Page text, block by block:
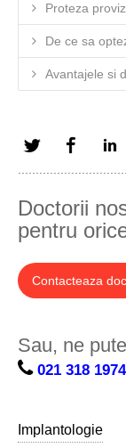
Proteza
De ce sa
Avantajele si
Twitter
Doctorii
pentru
Contacteaza
Sau, ne
021 318 1974
Implantologie